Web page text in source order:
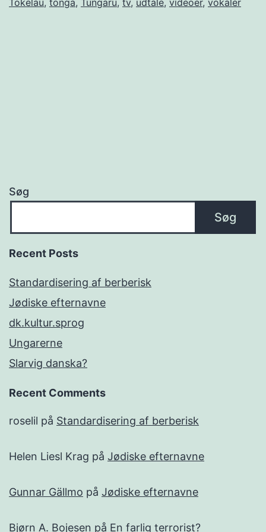
Søg
Søg
Recent Posts
Standardisering af berberisk
Jødiske efternavne
dk.kultur.sprog
Ungarerne
Slarvig danska?
Recent Comments
roselil på Standardisering af berberisk
Helen Liesl Krag på Jødiske efternavne
Gunnar Gällmo på Jødiske efternavne
Bjørn A. Bojesen på En farlig terrorist?